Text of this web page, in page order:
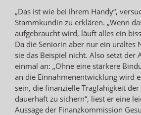
„Das ist wie bei ihrem Handy“,
Stammkundin zu erklären. „Wenn
aufgebraucht wird, läuft alles ein
Da die Seniorin aber nur ein uraltes
sie das Beispiel nicht. Also setzt der
einmal an: „Ohne eine stärkere
an die Einnahmenentwicklung wird
sein, die finanzielle Tragfähigkeit
dauerhaft zu sichern“, liest er eine
Aussage der Finanzkommission